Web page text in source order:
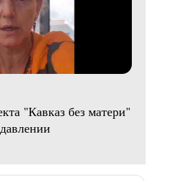
"Кавказ без матери"